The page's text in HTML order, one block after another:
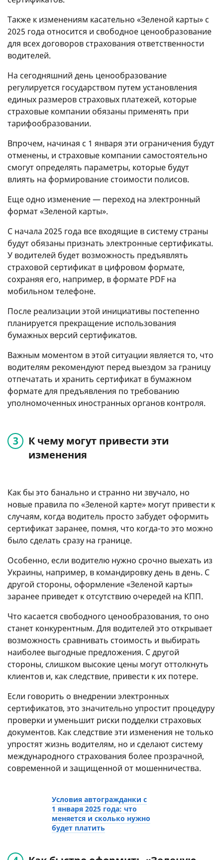
Также к изменениям касательно «Зеленой карты» с
2025 года относится и свободное ценообразование
для всех договоров страхования ответственности
водителей.
На сегодняшний день ценообразование
регулируется государством путем установления
единых размеров страховых платежей, которые
страховые компании обязаны применять при
тарифообразовании.
Впрочем, начиная с 1 января эти ограничения будут
отменены, и страховые компании самостоятельно
смогут определять параметры, которые будут
влиять на формирование стоимости полисов.
Еще одно изменение — переход на электронный
формат «Зеленой карты».
С начала 2025 года все входящие в систему страны
будут обязаны признать электронные сертификаты.
У водителей будет возможность предъявлять
страховой сертификат в цифровом формате,
сохраняя его, например, в формате PDF на
мобильном телефоне.
После реализации этой инициативы постепенно
планируется прекращение использования
бумажных версий сертификатов.
Важным моментом в этой ситуации является то, что
водителям рекомендуют перед выездом за границу
отпечатать и хранить сертификат в бумажном
формате для предъявления по требованию
уполномоченных иностранных органов контроля.
К чему могут привести эти
изменения
Как бы это банально и странно ни звучало, но
новые правила по «Зеленой карте» могут привести к
случаям, когда водитель просто забудет оформить
сертификат заранее, помня, что когда-то это можно
было сделать сразу на границе.
Особенно, если водителю нужно срочно выехать из
Украины, например, в командировку день в день. С
другой стороны, оформление «Зеленой карты»
заранее приведет к отсутствию очередей на КПП.
Что касается свободного ценообразования, то оно
станет конкурентным. Для водителей это открывает
возможность сравнивать стоимость и выбирать
наиболее выгодные предложения. С другой
стороны, слишком высокие цены могут оттолкнуть
клиентов и, как следствие, привести к их потере.
Если говорить о внедрении электронных
сертификатов, это значительно упростит процедуру
проверки и уменьшит риски подделки страховых
документов. Как следствие эти изменения не только
упростят жизнь водителям, но и сделают систему
международного страхования более прозрачной,
современной и защищенной от мошенничества.
Условия автогражданки с
1 января 2025 года: что
меняется и сколько нужно
будет платить